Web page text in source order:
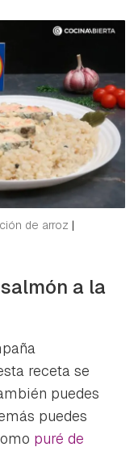
de arroz |
a la
receta se
puedes
puedes
puré de